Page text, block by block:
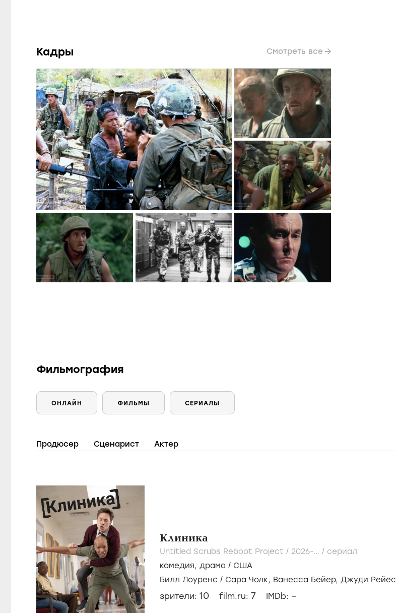
Кадры Смотреть все
Фильмография
ОНЛАЙН ФИЛЬМЫ СЕРИАЛЫ
Продюсер Сценарист Актер
Клиника
Untitled Scrubs Reboot Project / 2026-... / сериал
комедия, драма / США
Билл Лоуренс / Сара Чолк, Ванесса Бейер, Джуди Рейес
зрители: 10 film.ru: 7 IMDb: –